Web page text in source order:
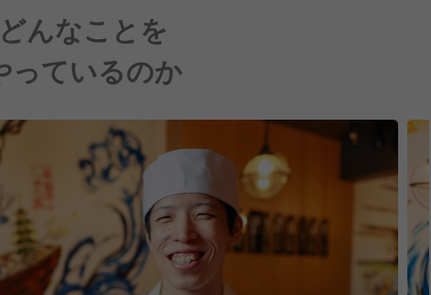
んなことを
っているのか